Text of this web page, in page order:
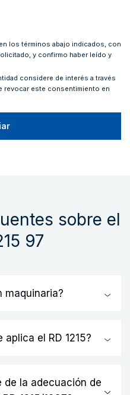
los términos abajo indicados, con
y confirmo haber leído y
considere de interés a través
revocar este consentimiento en
sobre el
97
maquinaria?
que los equipos de
de riesgos y la
el RD 1215?
utilizan maquinaria
de la adecuación de